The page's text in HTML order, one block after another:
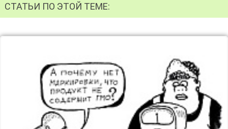
СТАТЬИ ПО ЭТОЙ ТЕМЕ: